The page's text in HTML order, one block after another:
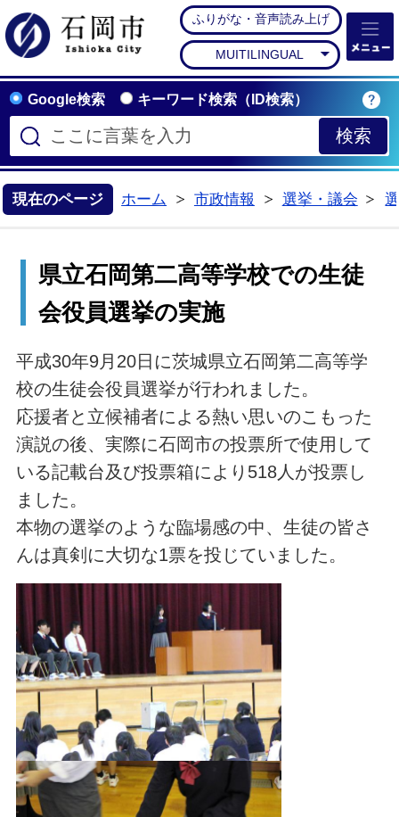
石岡市公式ホームペー
ふりがな・音声読み上げ
MUITILINGUAL
Google検索 キーワード検索（ID検索）
現在のページ ホーム
市政情報
選挙・議会
県立石岡第二高等学校での生徒
会役員選挙の実施
平成30年9月20日に茨城県立石岡第二高等学
校の生徒会役員選挙が行われました。
応援者と立候補者による熱い思いのこもった
演説の後、実際に石岡市の投票所で使用して
いる記載台及び投票箱により518人が投票し
ました。
本物の選挙のような臨場感の中、生徒の皆さ
んは真剣に大切な1票を投じていました。